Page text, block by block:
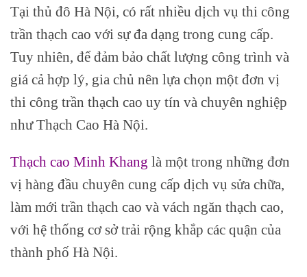
Tại thủ đô Hà Nội, có rất nhiều dịch vụ thi công
trần thạch cao với sự đa dạng trong cung cấp.
Tuy nhiên, để đảm bảo chất lượng công trình và
giá cả hợp lý, gia chủ nên lựa chọn một đơn vị
thi công trần thạch cao uy tín và chuyên nghiệp
như Thạch Cao Hà Nội.
Thạch cao Minh Khang là một trong những đơn
vị hàng đầu chuyên cung cấp dịch vụ sửa chữa,
làm mới trần thạch cao và vách ngăn thạch cao,
với hệ thống cơ sở trải rộng khắp các quận của
thành phố Hà Nội.